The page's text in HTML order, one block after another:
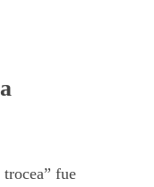
trocea” fue